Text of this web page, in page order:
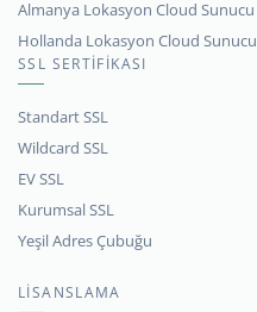
Almanya Lokasyon Cloud Sunucu
Hollanda Lokasyon Cloud Sunucu
SSL SERTİFİKASI
Standart SSL
Wildcard SSL
EV SSL
Kurumsal SSL
Yeşil Adres Çubuğu
LİSANSLAMA